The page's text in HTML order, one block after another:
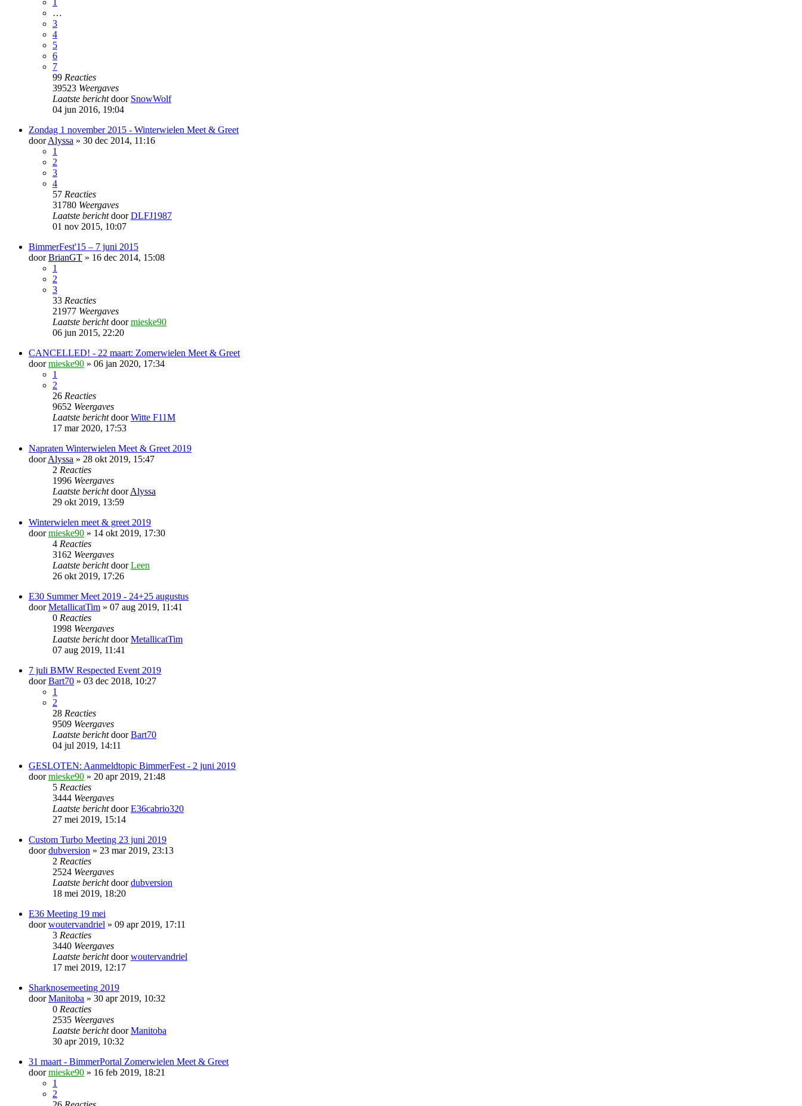
1
…
3
4
5
6
7
99 Reacties
39523 Weergaves
Laatste berichtdoor SnowWolf
04 jun 2016, 19:04
Zondag 1 november 2015 - Winterwielen Meet & Greet
doorAlyssa » 30 dec 2014, 11:16
1
2
3
4
57 Reacties
31780 Weergaves
Laatste berichtdoorDLFJ1987
01 nov 2015, 10:07
BimmerFest'15 – 7 juni 2015
doorBrianGT » 16 dec 2014, 15:08
1
2
3
33 Reacties
21977 Weergaves
Laatste berichtdoormieske90
06 jun 2015, 22:20
CANCELLED! - 22 maart: Zomerwielen Meet & Greet
doormieske90 » 06 jan 2020, 17:34
1
2
26 Reacties
9652 Weergaves
Laatste berichtdoorWitte F11M
17 mar 2020, 17:53
Napraten Winterwielen Meet & Greet 2019
doorAlyssa » 28 okt 2019, 15:47
2 Reacties
1996 Weergaves
Laatste berichtdoorAlyssa
29 okt 2019, 13:59
Winterwielen meet & greet 2019
doormieske90 » 14 okt 2019, 17:30
4 Reacties
3162 Weergaves
Laatste berichtdoorLeen
26 okt 2019, 17:26
E30 Summer Meet 2019 - 24+25 augustus
doorMetallicatTim » 07 aug 2019, 11:41
0 Reacties
1998 Weergaves
Laatste berichtdoorMetallicatTim
07 aug 2019, 11:41
7 juli BMW Respected Event 2019
doorBart70 » 03 dec 2018, 10:27
1
2
28 Reacties
9509 Weergaves
Laatste berichtdoorBart70
04 jul 2019, 14:11
GESLOTEN: Aanmeldtopic BimmerFest - 2 juni 2019
doormieske90 » 20 apr 2019, 21:48
5 Reacties
3444 Weergaves
Laatste berichtdoorE36cabrio320
27 mei 2019, 15:14
Custom Turbo Meeting 23 juni 2019
doordubversion » 23 mar 2019, 23:13
2 Reacties
2524 Weergaves
Laatste berichtdoordubversion
18 mei 2019, 18:20
E36 Meeting 19 mei
doorwoutervandriel » 09 apr 2019, 17:11
3 Reacties
3440 Weergaves
Laatste berichtdoorwoutervandriel
17 mei 2019, 12:17
Sharknosemeeting 2019
doorManitoba » 30 apr 2019, 10:32
0 Reacties
2535 Weergaves
Laatste berichtdoorManitoba
30 apr 2019, 10:32
31 maart - BimmerPortal Zomerwielen Meet & Greet
doormieske90 » 16 feb 2019, 18:21
1
2